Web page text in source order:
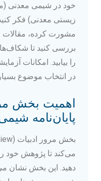
خود در شیمی معدنی
زیستی معدنی) فکر
مشورت کرده، مقالات
بررسی کنید تا
را بیابید. امکانات
در انتخاب موضوع
اهمیت بخش
پایان‌نامه
می‌کند تا پژوهش خود
دهید. این بخش نشان